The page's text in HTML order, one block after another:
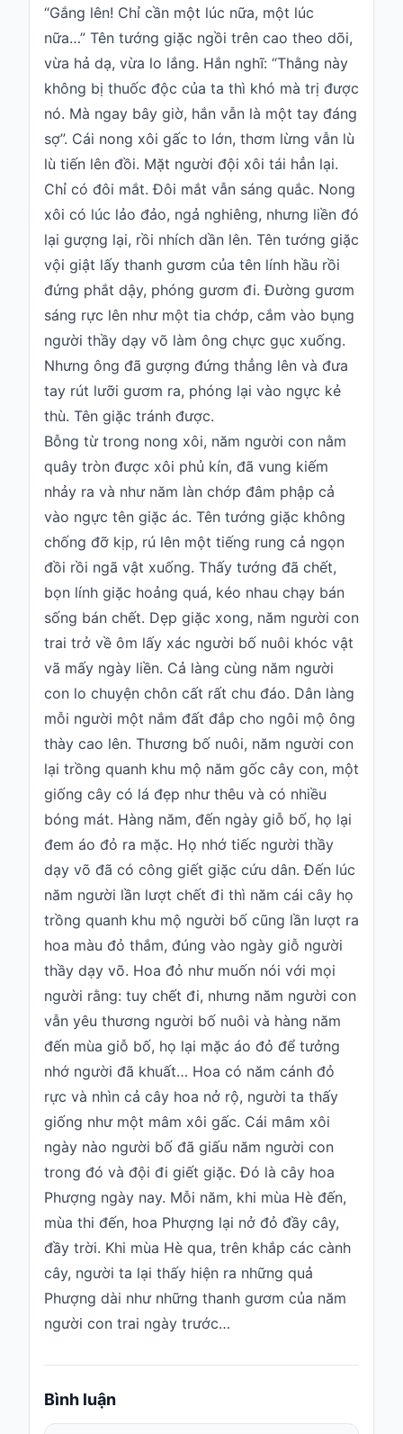
“Gắng lên! Chỉ cần một lúc nữa, một lúc
nữa…” Tên tướng giặc ngồi trên cao theo dõi,
vừa hả dạ, vừa lo lắng. Hắn nghĩ: “Thằng này
không bị thuốc độc của ta thì khó mà trị được
nó. Mà ngay bây giờ, hắn vẫn là một tay đáng
sợ”. Cái nong xôi gấc to lớn, thơm lừng vẫn lù
lù tiến lên đồi. Mặt người đội xôi tái hẳn lại.
Chỉ có đôi mắt.Đôi mắt vẫn sáng quắc. Nong
xôi có lúc lảo đảo, ngả nghiêng, nhưng liền đó
lại gượng lại, rồi nhích dần lên. Tên tướng giặc
vội giật lấy thanh gươm của tên lính hầu rồi
đứng phắt dậy, phóng gươm đi. Đường gươm
sáng rực lên như một tia chớp, cắm vào bụng
người thầy dạy võ làm ông chực gục xuống.
Nhưng ông đã gượng đứng thẳng lên và đưa
tay rút lưỡi gươm ra, phóng lại vào ngực kẻ
thù. Tên giặc tránh được.
Bỗng từ trong nong xôi, năm người con nằm
quây tròn được xôi phủ kín, đã vung kiếm
nhảy ra và như năm làn chớp đâm phập cả
vào ngực tên giặc ác. Tên tướng giặc không
chống đỡ kịp, rú lên một tiếng rung cả ngọn
đồi rồi ngã vật xuống. Thấy tướng đã chết,
bọn lính giặc hoảng quá, kéo nhau chạy bán
sống bán chết. Dẹp giặc xong, năm người con
trai trở về ôm lấy xác người bố nuôi khóc vật
vã mấy ngày liền. Cả làng cùng năm người
con lo chuyện chôn cất rất chu đáo. Dân làng
mỗi người một nắm đất đắp cho ngôi mộ ông
thày cao lên. Thương bố nuôi, năm người con
lại trồng quanh khu mộ năm gốc cây con, một
giống cây có lá đẹp như thêu và có nhiều
bóng mát. Hàng năm, đến ngày giỗ bố, họ lại
đem áo đỏ ra mặc. Họ nhớ tiếc người thầy
dạy võ đã có công giết giặc cứu dân. Đến lúc
năm người lần lượt chết đi thì năm cái cây họ
trồng quanh khu mộ người bố cũng lần lượt ra
hoa màu đỏ thắm, đúng vào ngày giỗ người
thầy dạy võ. Hoa đỏ như muốn nói với mọi
người rằng: tuy chết đi, nhưng năm người con
vẫn yêu thương người bố nuôi và hàng năm
đến mùa giỗ bố, họ lại mặc áo đỏ để tưởng
nhớ người đã khuất… Hoa có năm cánh đỏ
rực và nhìn cả cây hoa nở rộ, người ta thấy
giống như một mâm xôi gấc. Cái mâm xôi
ngày nào người bố đã giấu năm người con
trong đó và đội đi giết giặc. Đó là cây hoa
Phượng ngày nay. Mỗi năm, khi mùa Hè đến,
mùa thi đến, hoa Phượng lại nở đỏ đầy cây,
đầy trời. Khi mùa Hè qua, trên khắp các cành
cây, người ta lại thấy hiện ra những quả
Phượng dài như những thanh gươm của năm
người con trai ngày trước…
Bình luận